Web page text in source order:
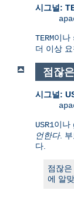
시그널:
TERM이나
더 이상
점잖
시그널:
USR1이나
언한다.
다.
점잖
에 알